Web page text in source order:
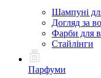
Шампуні
Догляд за
Фарби для
Стайлінги
Парфуми